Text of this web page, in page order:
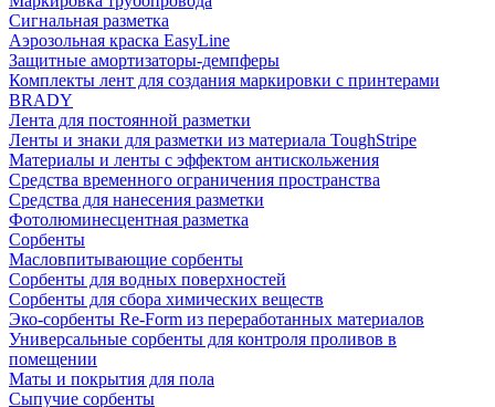
Сигнальная разметка
Аэрозольная краска EasyLine
Защитные амортизаторы-демпферы
Комплекты лент для создания маркировки с принтерами
BRADY
Лента для постоянной разметки
Ленты и знаки для разметки из материала ToughStripe
Материалы и ленты с эффектом антискольжения
Средства временного ограничения пространства
Средства для нанесения разметки
Фотолюминесцентная разметка
Сорбенты
Масловпитывающие сорбенты
Сорбенты для водных поверхностей
Сорбенты для сбора химических веществ
Эко-сорбенты Re-Form из переработанных материалов
Универсальные сорбенты для контроля проливов в
помещении
Маты и покрытия для пола
Сыпучие сорбенты